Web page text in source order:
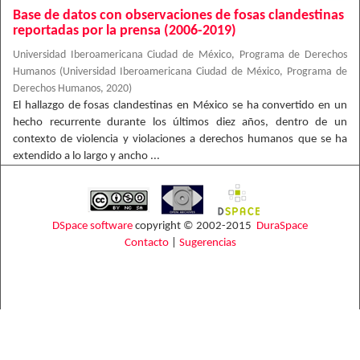
Base de datos con observaciones de fosas clandestinas
reportadas por la prensa (2006-2019)
Universidad Iberoamericana Ciudad de México, Programa de Derechos
Humanos (Universidad Iberoamericana Ciudad de México, Programa de
Derechos Humanos, 2020)
El hallazgo de fosas clandestinas en México se ha convertido en un
hecho recurrente durante los últimos diez años, dentro de un
contexto de violencia y violaciones a derechos humanos que se ha
extendido a lo largo y ancho ...
DSpace software copyright © 2002-2015 DuraSpace
Contacto| Sugerencias